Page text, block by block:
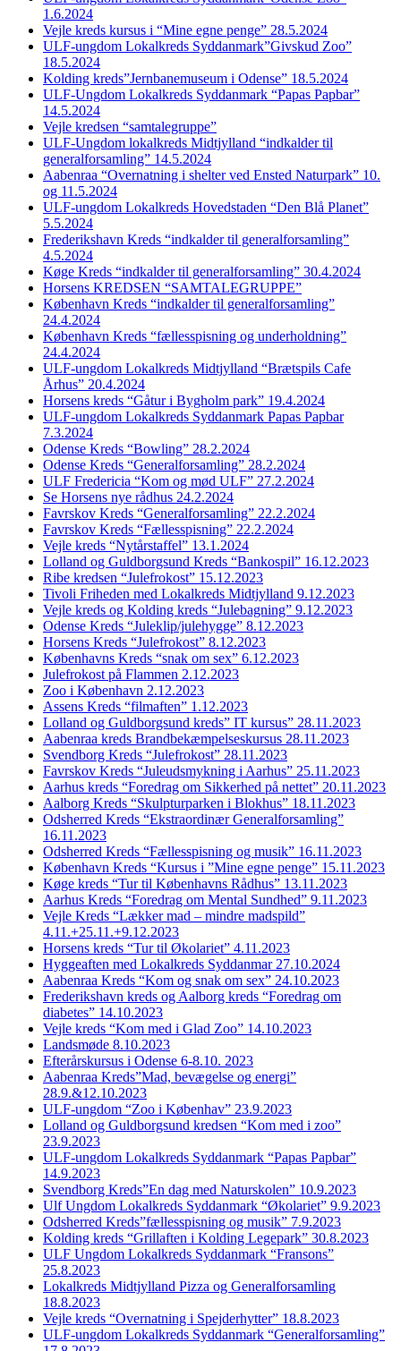
1.6.2024
Vejle kreds kursus i “Mine egne penge” 28.5.2024
ULF-ungdom Lokalkreds Syddanmark”Givskud Zoo”
18.5.2024
Kolding kreds”Jernbanemuseum i Odense” 18.5.2024
ULF-Ungdom Lokalkreds Syddanmark “Papas Papbar”
14.5.2024
Vejle kredsen “samtalegruppe”
ULF-Ungdom lokalkreds Midtjylland “indkalder til
generalforsamling” 14.5.2024
Aabenraa “Overnatning i shelter ved Ensted Naturpark” 10.
og 11.5.2024
ULF-ungdom Lokalkreds Hovedstaden “Den Blå Planet”
5.5.2024
Frederikshavn Kreds “indkalder til generalforsamling”
4.5.2024
Køge Kreds “indkalder til generalforsamling” 30.4.2024
Horsens KREDSEN “SAMTALEGRUPPE”
København Kreds “indkalder til generalforsamling”
24.4.2024
København Kreds “fællesspisning og underholdning”
24.4.2024
ULF-ungdom Lokalkreds Midtjylland “Brætspils Cafe
Århus” 20.4.2024
Horsens kreds “Gåtur i Bygholm park” 19.4.2024
ULF-ungdom Lokalkreds Syddanmark Papas Papbar
7.3.2024
Odense Kreds “Bowling” 28.2.2024
Odense Kreds “Generalforsamling” 28.2.2024
ULF Fredericia “Kom og mød ULF” 27.2.2024
Se Horsens nye rådhus 24.2.2024
Favrskov Kreds “Generalforsamling” 22.2.2024
Favrskov Kreds “Fællesspisning” 22.2.2024
Vejle kreds “Nytårstaffel” 13.1.2024
Lolland og Guldborgsund Kreds “Bankospil” 16.12.2023
Ribe kredsen “Julefrokost” 15.12.2023
Tivoli Friheden med Lokalkreds Midtjylland 9.12.2023
Vejle kreds og Kolding kreds “Julebagning” 9.12.2023
Odense Kreds “Juleklip/julehygge” 8.12.2023
Horsens Kreds “Julefrokost” 8.12.2023
Københavns Kreds “snak om sex” 6.12.2023
Julefrokost på Flammen 2.12.2023
Zoo i København 2.12.2023
Assens Kreds “filmaften” 1.12.2023
Lolland og Guldborgsund kreds” IT kursus” 28.11.2023
Aabenraa kreds Brandbekæmpelseskursus 28.11.2023
Svendborg Kreds “Julefrokost” 28.11.2023
Favrskov Kreds “Juleudsmykning i Aarhus” 25.11.2023
Aarhus kreds “Foredrag om Sikkerhed på nettet” 20.11.2023
Aalborg Kreds “Skulpturparken i Blokhus” 18.11.2023
Odsherred Kreds “Ekstraordinær Generalforsamling”
16.11.2023
Odsherred Kreds “Fællesspisning og musik” 16.11.2023
København Kreds “Kursus i ”Mine egne penge” 15.11.2023
Køge kreds “Tur til Københavns Rådhus” 13.11.2023
Aarhus Kreds “Foredrag om Mental Sundhed” 9.11.2023
Vejle Kreds “Lækker mad – mindre madspild”
4.11.+25.11.+9.12.2023
Horsens kreds “Tur til Økolariet” 4.11.2023
Hyggeaften med Lokalkreds Syddanmar 27.10.2024
Aabenraa Kreds “Kom og snak om sex” 24.10.2023
Frederikshavn kreds og Aalborg kreds “Foredrag om
diabetes” 14.10.2023
Vejle kreds “Kom med i Glad Zoo” 14.10.2023
Landsmøde 8.10.2023
Efterårskursus i Odense 6-8.10. 2023
Aabenraa Kreds”Mad, bevægelse og energi”
28.9.&12.10.2023
ULF-ungdom “Zoo i Københav” 23.9.2023
Lolland og Guldborgsund kredsen “Kom med i zoo”
23.9.2023
ULF-ungdom Lokalkreds Syddanmark “Papas Papbar”
14.9.2023
Svendborg Kreds”En dag med Naturskolen” 10.9.2023
Ulf Ungdom Lokalkreds Syddanmark “Økolariet” 9.9.2023
Odsherred Kreds”fællesspisning og musik” 7.9.2023
Kolding kreds “Grillaften i Kolding Legepark” 30.8.2023
ULF Ungdom Lokalkreds Syddanmark “Fransons”
25.8.2023
Lokalkreds Midtjylland Pizza og Generalforsamling
18.8.2023
Vejle kreds “Overnatning i Spejderhytter” 18.8.2023
ULF-ungdom Lokalkreds Syddanmark “Generalforsamling”